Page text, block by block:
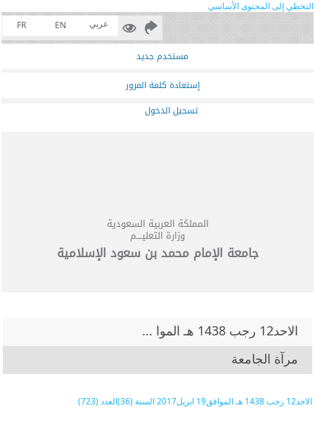
التخطي إلى المحتوى الأساسي
عربي
EN
FR
مستخدم جديد
إستعادة كلمة المرور
تسجيل الدخول
المملكة العربية السعودية
وزارة التعليــــم
جامعة الإمام محمد بن سعود الإسلامية
مرآة الجامعة
الاحد12 رجب 1438 هـ الموا ...
الاحد12 رجب 1438 هـ الموافق19 ابريل2017 السنة (36)العدد (723)